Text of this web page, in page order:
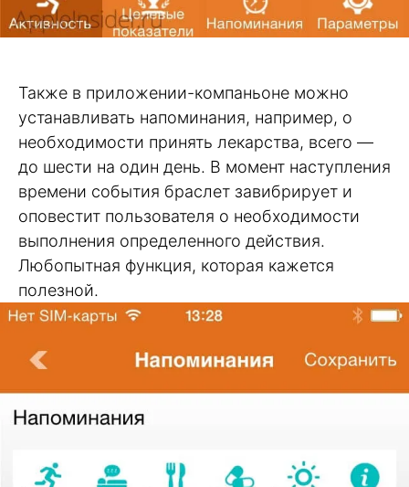
Также в приложении-компаньоне можно
устанавливать напоминания, например, о
необходимости принять лекарства, всего —
до шести на один день. В момент наступления
времени события браслет завибрирует и
оповестит пользователя о необходимости
выполнения определенного действия.
Любопытная функция, которая кажется
полезной.